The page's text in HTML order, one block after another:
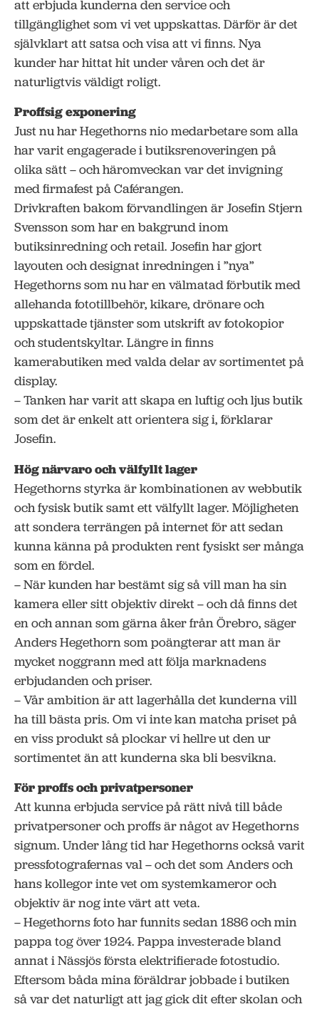
att erbjuda kunderna den service och
tillgänglighet som vi vet uppskattas. Därför är det
självklart att satsa och visa att vi finns. Nya
kunder har hittat hit under våren och det är
naturligtvis väldigt roligt.
Proffsig exponering
Just nu har Hegethorns nio medarbetare som alla
har varit engagerade i butiksrenoveringen på
olika sätt – och häromveckan var det invigning
med firmafest på Caférangen.
Drivkraften bakom förvandlingen är Josefin Stjern
Svensson som har en bakgrund inom
butiksinredning och retail. Josefin har gjort
layouten och designat inredningen i ”nya”
Hegethorns som nu har en välmatad förbutik med
allehanda fototillbehör, kikare, drönare och
uppskattade tjänster som utskrift av fotokopior
och studentskyltar. Längre in finns
kamerabutiken med valda delar av sortimentet på
display.
– Tanken har varit att skapa en luftig och ljus butik
som det är enkelt att orientera sig i, förklarar
Josefin.
Hög närvaro och välfyllt lager
Hegethorns styrka är kombinationen av webbutik
och fysisk butik samt ett välfyllt lager. Möjligheten
att sondera terrängen på internet för att sedan
kunna känna på produkten rent fysiskt ser många
som en fördel.
– När kunden har bestämt sig så vill man ha sin
kamera eller sitt objektiv direkt – och då finns det
en och annan som gärna åker från Örebro, säger
Anders Hegethorn som poängterar att man är
mycket noggrann med att följa marknadens
erbjudanden och priser.
– Vår ambition är att lagerhålla det kunderna vill
ha till bästa pris. Om vi inte kan matcha priset på
en viss produkt så plockar vi hellre ut den ur
sortimentet än att kunderna ska bli besvikna.
För proffs och privatpersoner
Att kunna erbjuda service på rätt nivå till både
privatpersoner och proffs är något av Hegethorns
signum. Under lång tid har Hegethorns också varit
pressfotografernas val – och det som Anders och
hans kollegor inte vet om systemkameror och
objektiv är nog inte värt att veta.
– Hegethorns foto har funnits sedan 1886 och min
pappa tog över 1924. Pappa investerade bland
annat i Nässjös första elektrifierade fotostudio.
Eftersom båda mina föräldrar jobbade i butiken
så var det naturligt att jag gick dit efter skolan och